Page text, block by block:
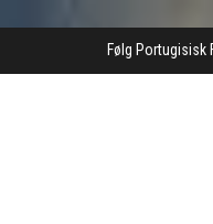
Følg Portugisisk